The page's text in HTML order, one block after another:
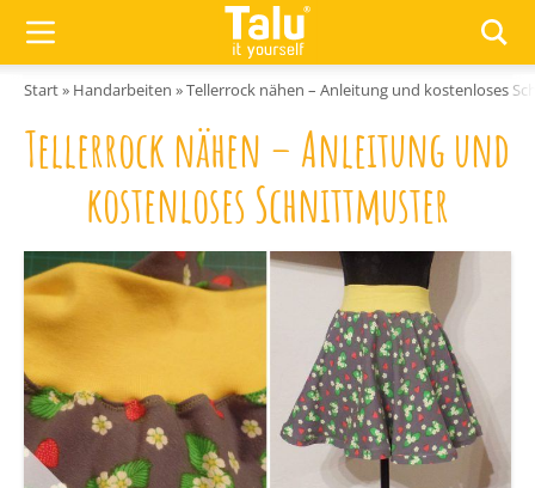
Start» Handarbeiten »Tellerrock nähen – Anleitung und kostenloses
Tellerrock nähen – Anleitung und
kostenloses Schnittmuster